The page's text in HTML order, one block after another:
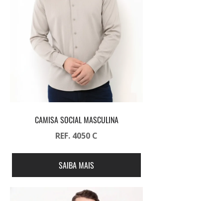
CAMISA SOCIAL MASCULINA
REF. 4050 C
SAIBA MAIS